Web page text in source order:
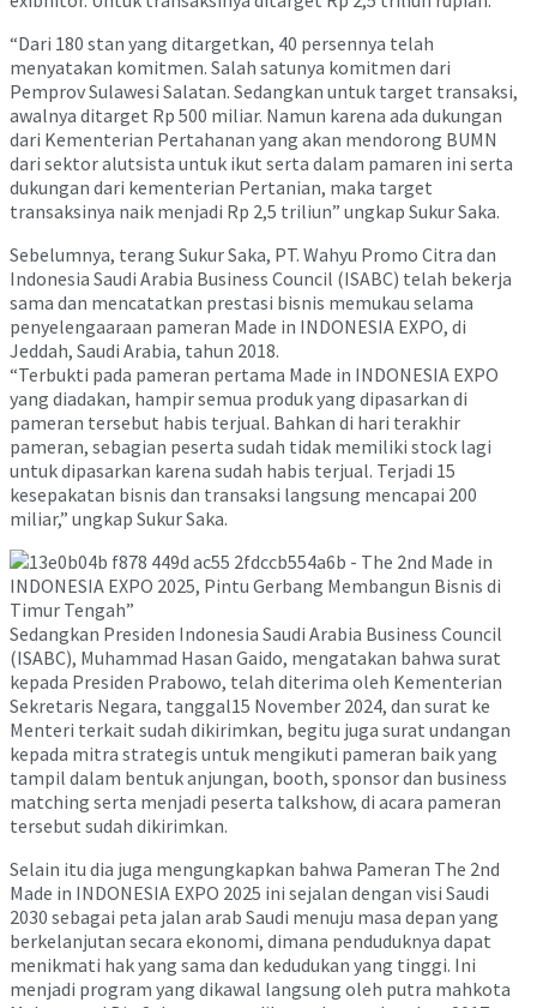
“Dari 180 stan yang ditargetkan, 40 persennya telah
menyatakan komitmen. Salah satunya komitmen dari
Pemprov Sulawesi Salatan. Sedangkan untuk target transaksi,
awalnya ditarget Rp 500 miliar. Namun karena ada dukungan
dari Kementerian Pertahanan yang akan mendorong BUMN
dari sektor alutsista untuk ikut serta dalam pamaren ini serta
dukungan dari kementerian Pertanian, maka target
transaksinya naik menjadi Rp 2,5 triliun” ungkap Sukur Saka.
Sebelumnya, terang Sukur Saka, PT. Wahyu Promo Citra dan
Indonesia Saudi Arabia Business Council (ISABC) telah bekerja
sama dan mencatatkan prestasi bisnis memukau selama
penyelengaaraan pameran Made in INDONESIA EXPO, di
Jeddah, Saudi Arabia, tahun 2018.
“Terbukti pada pameran pertama Made in INDONESIA EXPO
yang diadakan, hampir semua produk yang dipasarkan di
pameran tersebut habis terjual. Bahkan di hari terakhir
pameran, sebagian peserta sudah tidak memiliki stock lagi
untuk dipasarkan karena sudah habis terjual. Terjadi 15
kesepakatan bisnis dan transaksi langsung mencapai 200
miliar,” ungkap Sukur Saka.
Sedangkan Presiden Indonesia Saudi Arabia Business Council
(ISABC), Muhammad Hasan Gaido, mengatakan bahwa surat
kepada Presiden Prabowo, telah diterima oleh Kementerian
Sekretaris Negara, tanggal15 November 2024, dan surat ke
Menteri terkait sudah dikirimkan, begitu juga surat undangan
kepada mitra strategis untuk mengikuti pameran baik yang
tampil dalam bentuk anjungan, booth, sponsor dan business
matching serta menjadi peserta talkshow, di acara pameran
tersebut sudah dikirimkan.
Selain itu dia juga mengungkapkan bahwa Pameran The 2nd
Made in INDONESIA EXPO 2025 ini sejalan dengan visi Saudi
2030 sebagai peta jalan arab Saudi menuju masa depan yang
berkelanjutan secara ekonomi, dimana penduduknya dapat
menikmati hak yang sama dan kedudukan yang tinggi. Ini
menjadi program yang dikawal langsung oleh putra mahkota